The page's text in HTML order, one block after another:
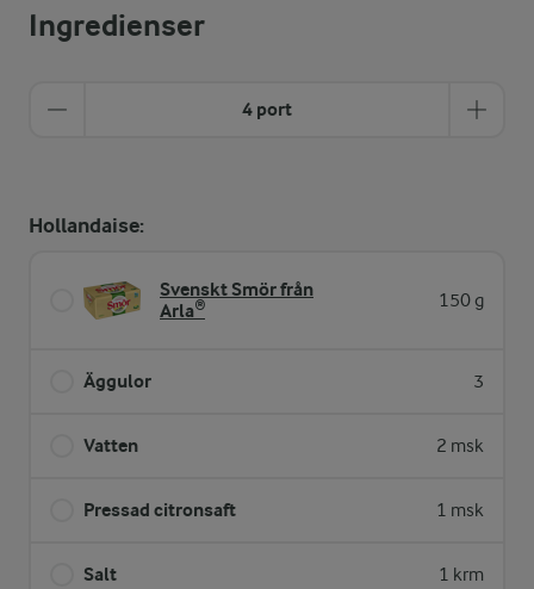
Ingredienser
4 port
Hollandaise:
Svenskt Smör från
Arla®
150 g
Äggulor 3
Vatten 2 msk
Pressad citronsaft 1 msk
Salt 1 krm